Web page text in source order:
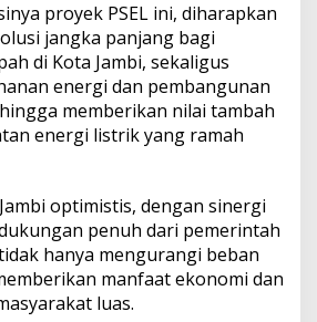
proyek PSEL ini, diharapkan
jangka panjang bagi
di Kota Jambi, sekaligus
energi dan pembangunan
memberikan nilai tambah
energi listrik yang ramah
optimistis, dengan sinergi
penuh dari pemerintah
hanya mengurangi beban
manfaat ekonomi dan
luas.